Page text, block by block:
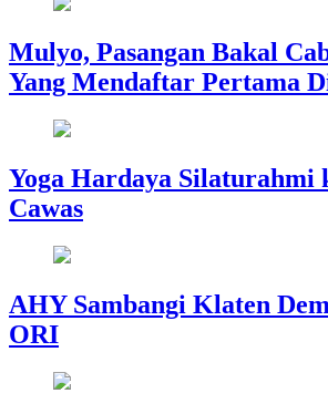
Mulyo, Pasangan Bakal
Yang Mendaftar Pertama
Yoga Hardaya Silaturahmi
Cawas
AHY Sambangi Klaten
ORI